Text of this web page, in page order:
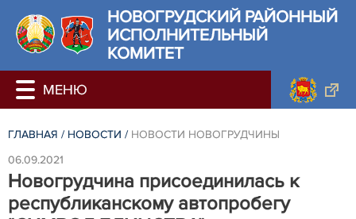
НОВОГРУДСКИЙ РАЙОННЫЙ
ИСПОЛНИТЕЛЬНЫЙ
КОМИТЕТ
ГЛАВНАЯ / НОВОСТИ / НОВОСТИ НОВОГРУДЧИНЫ
06.09.2021
Новогрудчина присоединилась к
республиканскому автопробегу